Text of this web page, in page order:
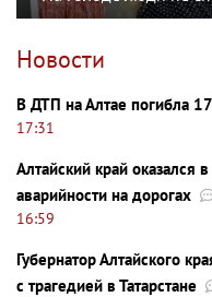
Новости
В ДТП на Алтае погибла
17:31
Алтайский край оказался
аварийности на дорогах
16:59
Губернатор Алтайского
с трагедией в Татарстане